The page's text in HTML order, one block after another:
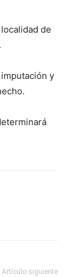
de
y
Artículo siguiente